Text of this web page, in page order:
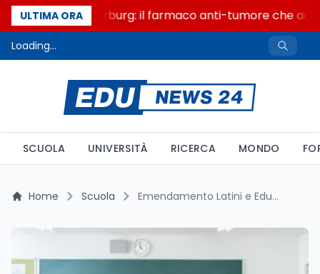
ULTIMA ORA
Un secolo di Warburg: il farmaco anti-tumore che
Loading...
SCUOLA UNIVERSITÀ RICERCA MONDO
Home Scuola Emendamento Latini e Educazione Sessuale a Scuola: Famiglia e Consenso al Centro della Riforma